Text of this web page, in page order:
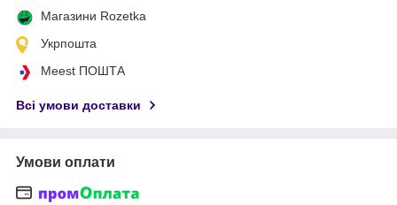
Магазини Rozetka
Укрпошта
Meest ПОШТА
Всі умови доставки
Умови оплати